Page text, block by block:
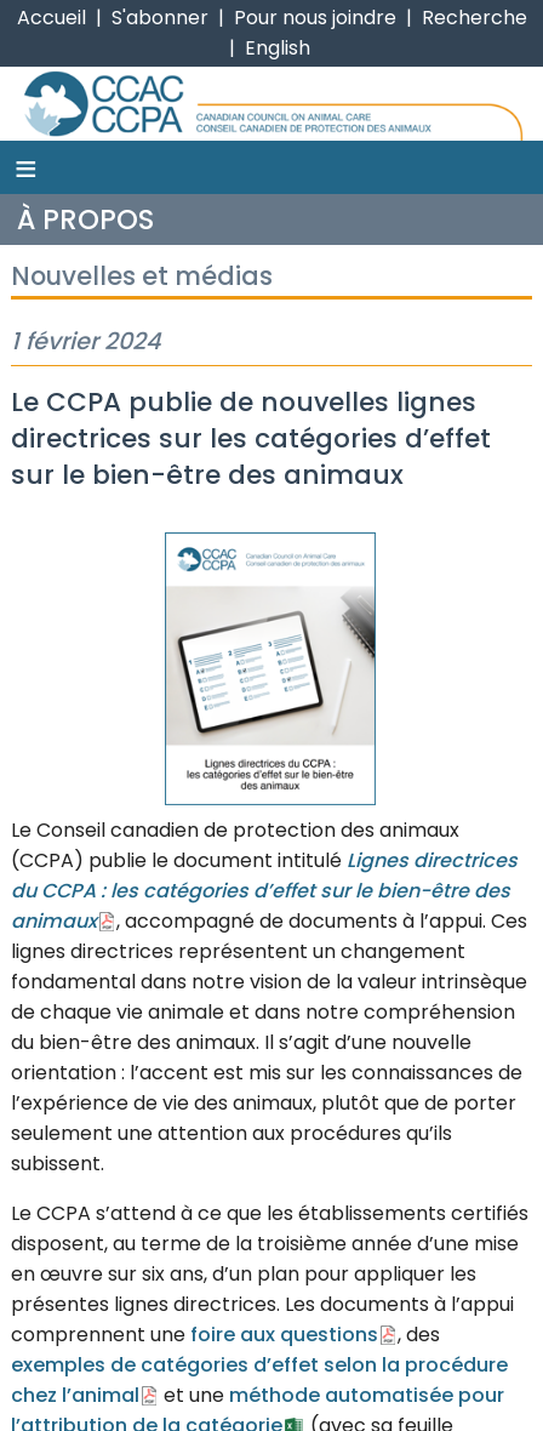
Accueil | S'abonner | Pour nous joindre | Recherche
| English
CCPA
≡
À PROPOS
Nouvelles et médias
1 février 2024
Le CCPA publie de nouvelles lignes
directrices sur les catégories d’effet
sur le bien-être des animaux
Le Conseil canadien de protection des animaux
(CCPA) publie le document intitulé Lignes directrices
du CCPA : les catégories d’effet sur le bien-être des
animaux
, accompagné de documents à l’appui. Ces
lignes directrices représentent un changement
fondamental dans notre vision de la valeur intrinsèque
de chaque vie animale et dans notre compréhension
du bien-être des animaux. Il s’agit d’une nouvelle
orientation : l’accent est mis sur les connaissances de
l’expérience de vie des animaux, plutôt que de porter
seulement une attention aux procédures qu’ils
subissent.
Le CCPA s’attend à ce que les établissements certifiés
disposent, au terme de la troisième année d’une mise
en œuvre sur six ans, d’un plan pour appliquer les
présentes lignes directrices. Les documents à l’appui
comprennent une foire aux questions
, des
exemples de catégories d’effet selon la procédure
chez l’animal
et une méthode automatisée pour
l’attribution de la catégorie
(avec sa feuille